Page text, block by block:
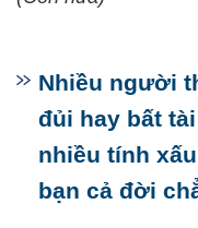
Nhiều người
đủi hay bất
nhiều tính
bạn cả đời